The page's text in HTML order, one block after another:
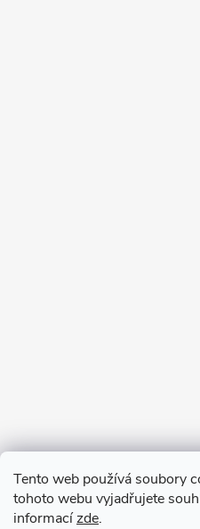
Tento web používá soubory
tohoto webu vyjadřujete
informacízde.